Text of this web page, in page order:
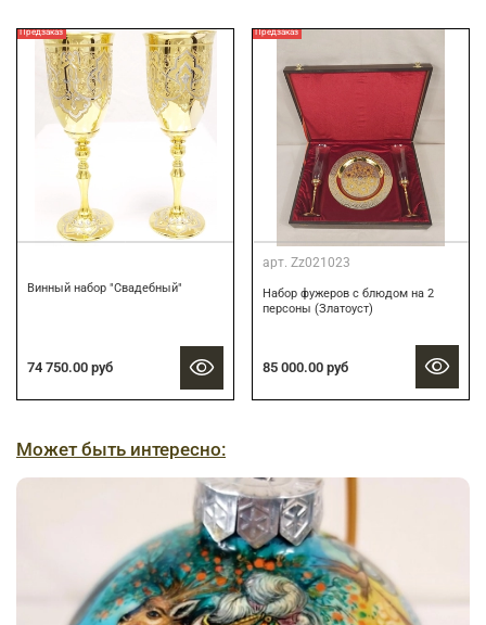
Предзаказ
Винный набор "Свадебный"
74 750.00 руб
Предзаказ
арт. Zz021023
Набор фужеров с блюдом на 2
персоны (Златоуст)
85 000.00 руб
Может быть интересно: